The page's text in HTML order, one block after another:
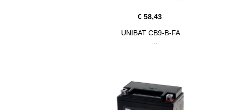
€ 58,43
UNIBAT CB9-B-FA